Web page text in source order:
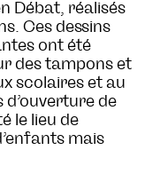
Débat, réalisés
Ces dessins
ont été
des tampons et
scolaires et au
de
le lieu de
mais